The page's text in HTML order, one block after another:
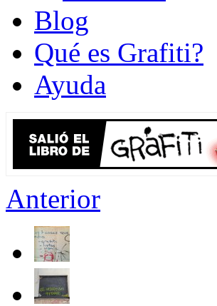
Blog
Qué es Grafiti?
Ayuda
Anterior